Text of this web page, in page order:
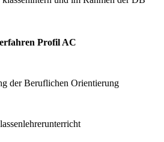
Profil AC
der Beruflichen Orientierung